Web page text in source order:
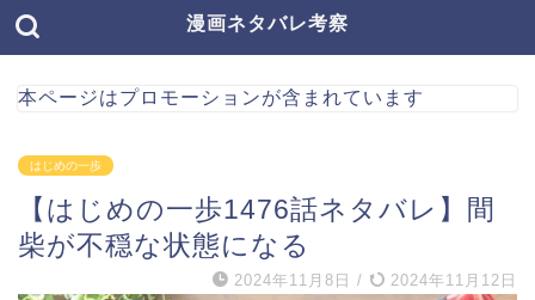
漫画ネタバレ考察
本ページはプロモーションが含まれています
はじめの一歩
【はじめの一歩1476話ネタバレ】間
柴が不穏な状態になる
2024年11月8日 / 2024年11月12日